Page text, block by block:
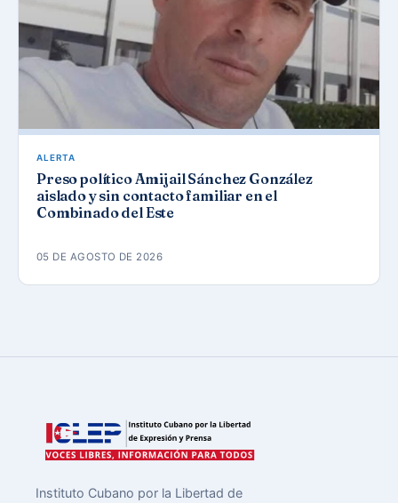
ALERTA
Preso político Amijail Sánchez González
aislado y sin contacto familiar en el
Combinado del Este
05 DE AGOSTO DE 2026
Instituto Cubano por la Libertad de